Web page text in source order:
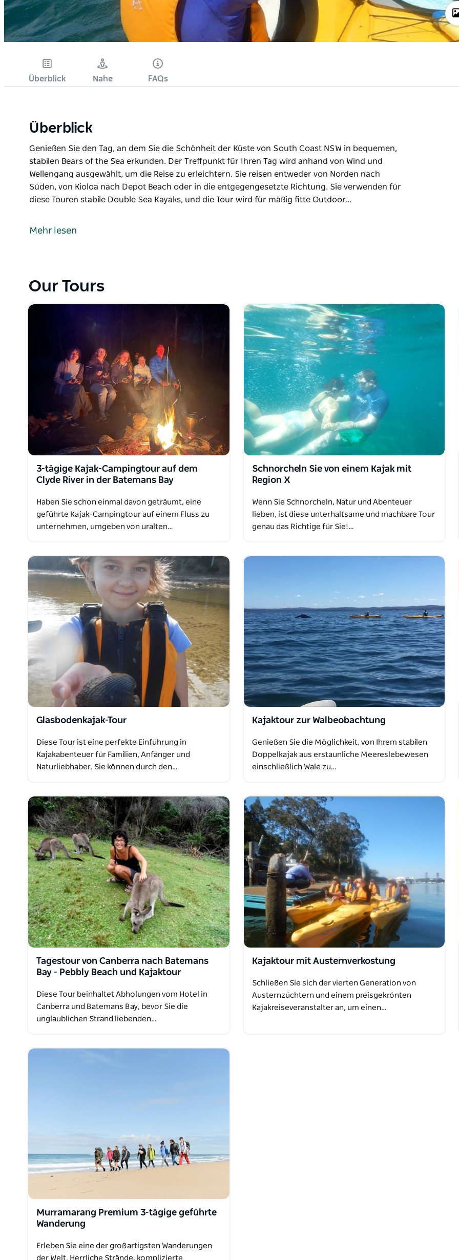
Überblick Nahe FAQs
Überblick
Genießen Sie den Tag, an dem Sie die Schönheit der Küste von South Coast NSW in bequemen,
stabilen Bears of the Sea erkunden. Der Treffpunkt für Ihren Tag wird anhand von Wind und
Wellengang ausgewählt, um die Reise zu erleichtern. Sie reisen entweder von Norden nach
Süden, von Kioloa nach Depot Beach oder in die entgegengesetzte Richtung. Sie verwenden für
diese Touren stabile Double Sea Kayaks, und die Tour wird für mäßig fitte Outdoor…
stabilen Bears of the Sea erkunden.
Ihre Reise führt Sie entlang der Küste des Murramarang-Nationalparks, wo der gefleckte
Gummiwald steil zum Meer abfällt.
Das Beobachten von Wildtieren ist immer ein Highlight, Wale sind im Frühling weit verbreitet und
Delfine, Seevögel, Robben und mehr sind das ganze Jahr über möglich.
Der ansonsten unzugängliche Nationalpark bietet wunderbare Orte, um unterwegs mit dem
Seekajak anzuhalten. Sie können eine beliebige Anzahl von Orten auswählen, an denen Sie für
eine Mittagspause, ein Bad, einen Spaziergang oder eine Entspannung an Land landen möchten.
Mehr lesen
Our Tours
3-tägige Kajak-Campingtour auf dem
Clyde River in der Batemans Bay
Haben Sie schon einmal davon geträumt, eine
geführte Kajak-Campingtour auf einem Fluss zu
unternehmen, umgeben von uralten…
Schnorcheln Sie von einem Kajak mit
Region X
Wenn Sie Schnorcheln, Natur und Abenteuer
lieben, ist diese unterhaltsame und machbare Tour
genau das Richtige für Sie!…
Glasbodenkajak-Tour
Diese Tour ist eine perfekte Einführung in
Kajakabenteuer für Familien, Anfänger und
Naturliebhaber. Sie können durch den…
Kajaktour zur Walbeobachtung
Genießen Sie die Möglichkeit, von Ihrem stabilen
Doppelkajak aus erstaunliche Meereslebewesen
einschließlich Wale zu…
Tagestour von Canberra nach Batemans
Bay - Pebbly Beach und Kajaktour
Diese Tour beinhaltet Abholungen vom Hotel in
Canberra und Batemans Bay, bevor Sie die
unglaublichen Strand liebenden…
Kajaktour mit Austernverkostung
Schließen Sie sich der vierten Generation von
Austernzüchtern und einem preisgekrönten
Kajakreiseveranstalter an, um einen…
Murramarang Premium 3-tägige geführte
Wanderung
Erleben Sie eine der großartigsten Wanderungen
der Welt. Herrliche Strände, komplizierte